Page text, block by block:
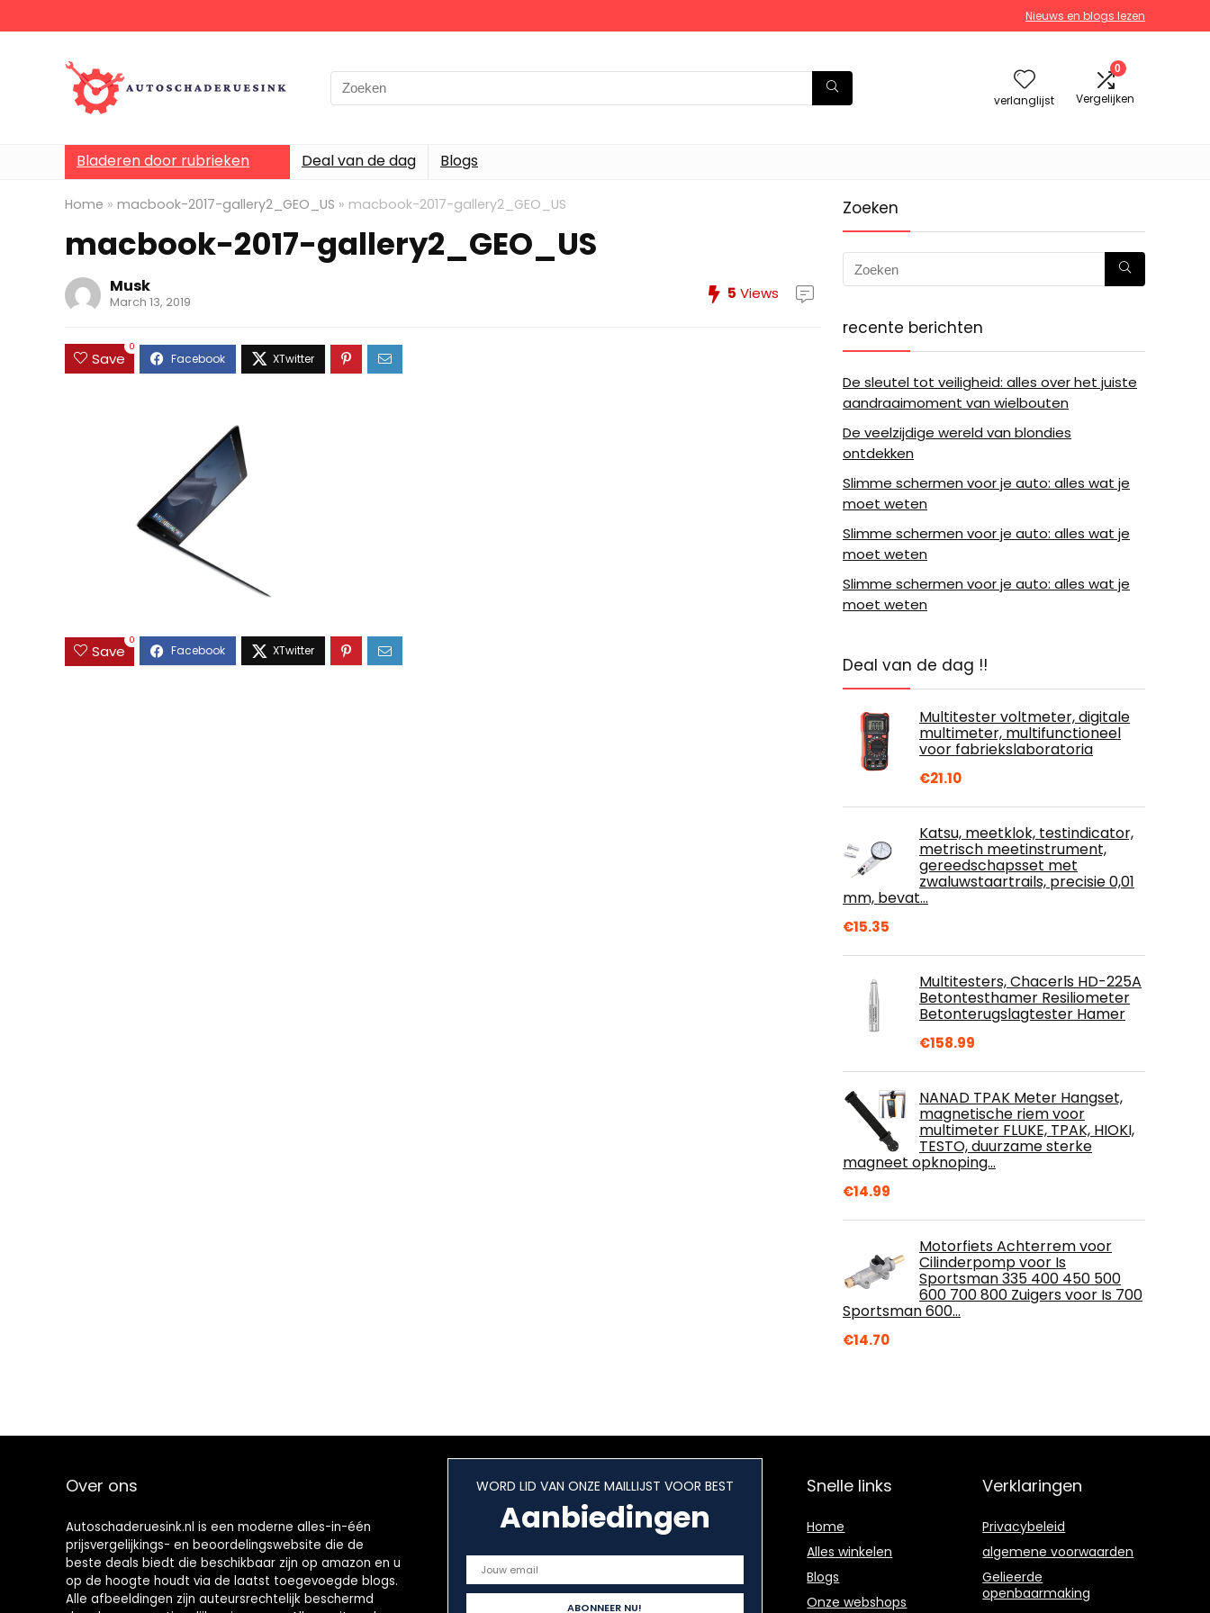
Nieuws en blogs lezen
verlanglijst
0
Vergelijken
Bladeren door rubrieken Deal van de dag Blogs
Home » macbook-2017-gallery2_GEO_US » macbook-2017-gallery2_GEO_US
macbook-2017-gallery2_GEO_US
Musk
March 13, 2019 5 Views
Save
0
Save
0
Zoeken
recente berichten
De sleutel tot veiligheid: alles over het juiste
aandraaimoment van wielbouten
De veelzijdige wereld van blondies
ontdekken
Slimme schermen voor je auto: alles wat je
moet weten
Slimme schermen voor je auto: alles wat je
moet weten
Slimme schermen voor je auto: alles wat je
moet weten
Deal van de dag !!
Multitester voltmeter, digitale
multimeter, multifunctioneel
voor fabriekslaboratoria
€21.10
Katsu, meetklok, testindicator,
metrisch meetinstrument,
gereedschapsset met
zwaluwstaartrails, precisie 0,01
mm, bevat…
€15.35
Multitesters, Chacerls HD-225A
Betontesthamer Resiliometer
Betonterugslagtester Hamer
€158.99
NANAD TPAK Meter Hangset,
magnetische riem voor
multimeter FLUKE, TPAK, HIOKI,
TESTO, duurzame sterke
magneet opknoping…
€14.99
Motorfiets Achterrem voor
Cilinderpomp voor Is
Sportsman 335 400 450 500
600 700 800 Zuigers voor Is 700
Sportsman 600…
€14.70
Over ons
Autoschaderuesink.nl is een moderne alles-in-één
prijsvergelijkings- en beoordelingswebsite die de
beste deals biedt die beschikbaar zijn op amazon en u
op de hoogte houdt via de laatst toegevoegde blogs.
Alle afbeeldingen zijn auteursrechtelijk beschermd
WORD LID VAN ONZE MAILLIJST VOOR BEST
Aanbiedingen
Snelle links
Home
Alles winkelen
Blogs
Onze webshops
Verklaringen
Privacybeleid
algemene voorwaarden
Gelieerde
openbaarmaking